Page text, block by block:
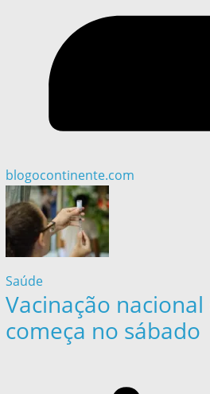
blogocontinente.com
Saúde
Vacinação
começa no sábado